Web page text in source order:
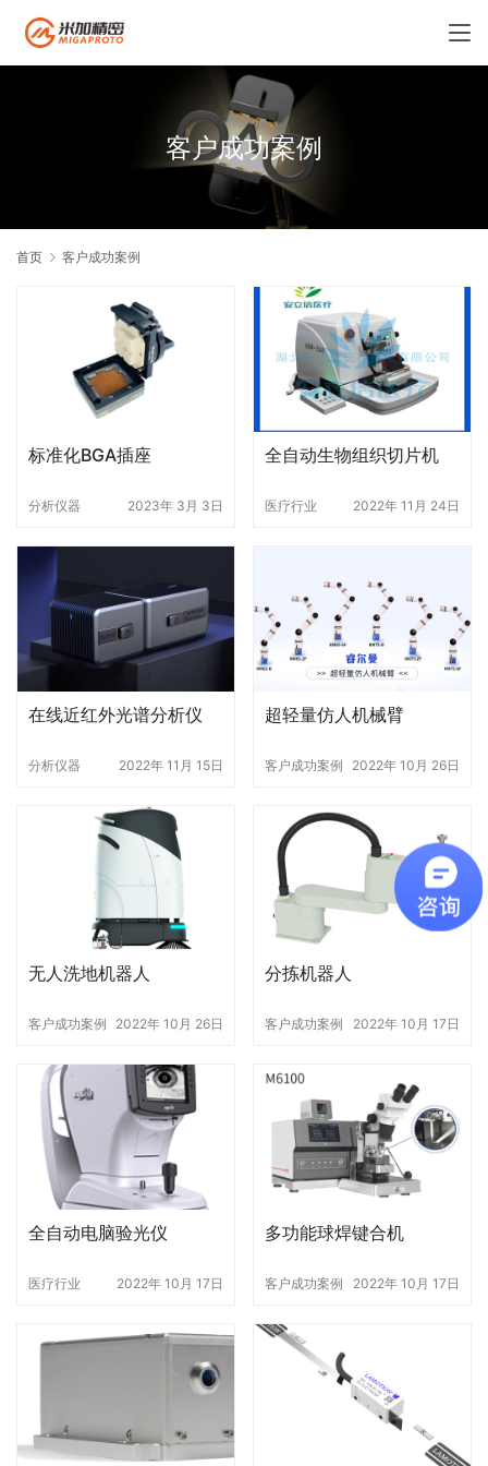
客户成功案例
首页 客户成功案例
标准化BGA插座
分析仪器 2023年 3月 3日
全自动生物组织切片机
医疗行业 2022年 11月 24日
在线近红外光谱分析仪
分析仪器 2022年 11月 15日
超轻量仿人机械臂
客户成功案例 2022年 10月 26日
无人洗地机器人
客户成功案例 2022年 10月 26日
分拣机器人
客户成功案例 2022年 10月 17日
全自动电脑验光仪
医疗行业 2022年 10月 17日
多功能球焊键合机
客户成功案例 2022年 10月 17日